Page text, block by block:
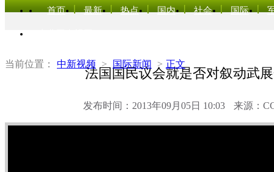
首页 最新 热点 国内 社会 国际
当前位置： 中新视频 > 国际新闻 > 正文
法国国民议会就是否对叙动武
发布时间：2013年09月05日 10:03 来源：